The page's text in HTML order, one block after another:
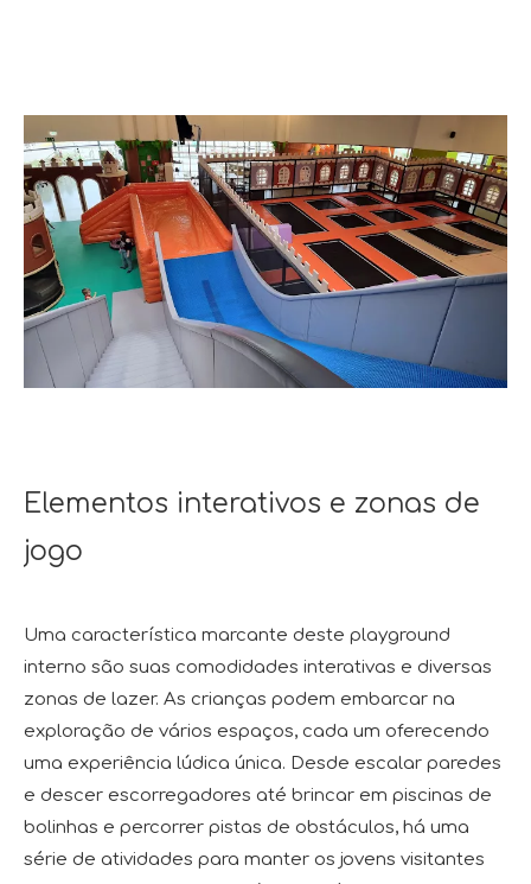
Elementos interativos e zonas de
jogo
Uma característica marcante deste playground
interno são suas comodidades interativas e diversas
zonas de lazer. As crianças podem embarcar na
exploração de vários espaços, cada um oferecendo
uma experiência lúdica única. Desde escalar paredes
e descer escorregadores até brincar em piscinas de
bolinhas e percorrer pistas de obstáculos, há uma
série de atividades para manter os jovens visitantes